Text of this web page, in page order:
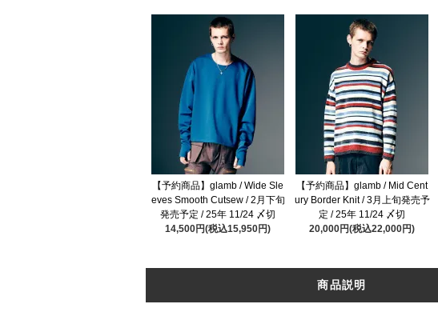
【予約商品】glamb / Wide Sle
eves Smooth Cutsew / 2月下旬
発売予定 / 25年 11/24 〆切
14,500円(税込15,950円)
【予約商品】glamb / Mid Cent
ury Border Knit / 3月上旬発売予
定 / 25年 11/24 〆切
20,000円(税込22,000円)
商品説明